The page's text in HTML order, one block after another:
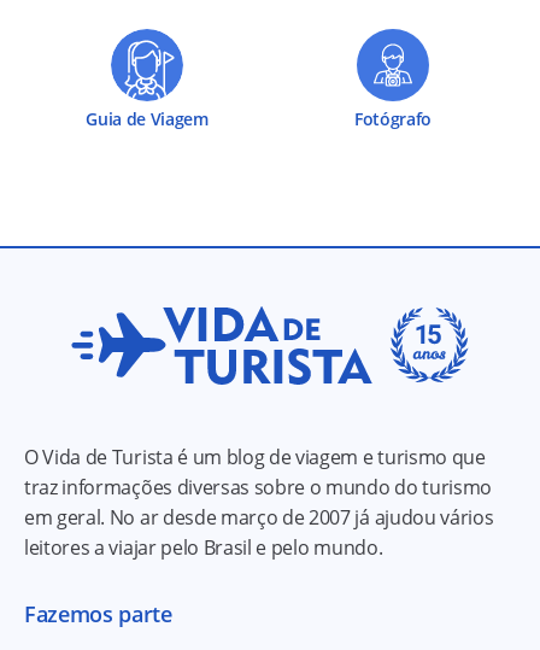
Guia de Viagem Fotógrafo
O Vida de Turista é um blog de viagem e turismo que
traz informações diversas sobre o mundo do turismo
em geral. No ar desde março de 2007 já ajudou vários
leitores a viajar pelo Brasil e pelo mundo.
Fazemos parte